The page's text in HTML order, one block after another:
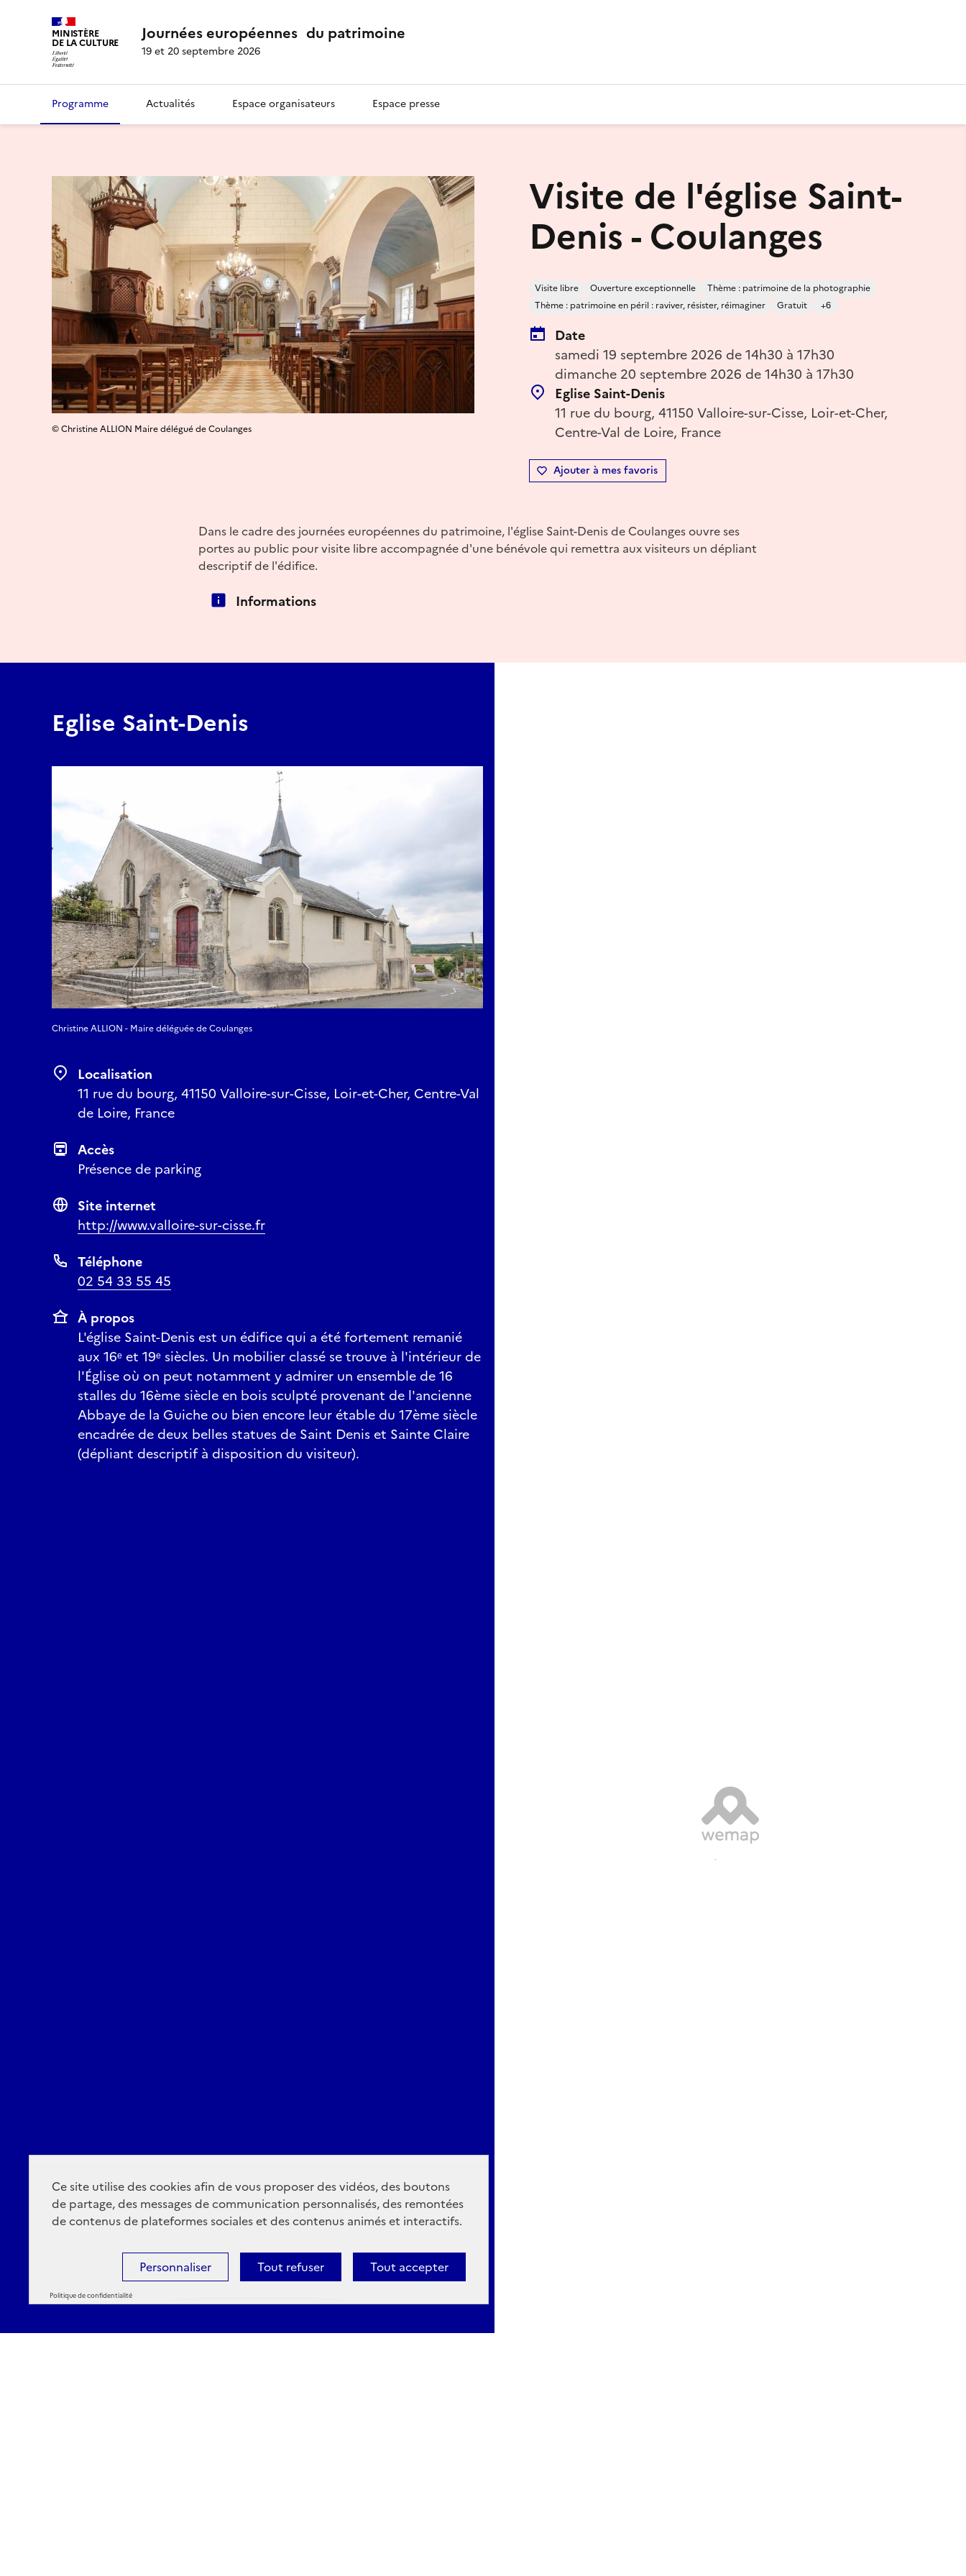
Ce site utilise des cookies afin de vous proposer des vidéos, des boutons
de partage, des messages de communication personnalisés, des remontées
de contenus de plateformes sociales et des contenus animés et interactifs.
Tout accepter
Tout refuser
Personnaliser
Politique de confidentialité
MINISTÈRE
DE LA CULTURE Journées européennes du patrimoine
19 et 20 septembre 2026
Programme Actualités Espace organisateurs Espace presse
Visite de l'église Saint-
Denis - Coulanges
Visite libre Ouverture exceptionnelle
Thème : patrimoine de la photographie
Thème : patrimoine en péril : raviver, résister, réimaginer
Gratuit +6
Date
samedi 19 septembre 2026 de 14h30 à 17h30
dimanche 20 septembre 2026 de 14h30 à 17h30
Eglise Saint-Denis
11 rue du bourg, 41150 Valloire-sur-Cisse, Loir-et-Cher,
Centre-Val de Loire, France
Ajouter à mes favoris
© Christine ALLION Maire délégué de Coulanges
Dans le cadre des journées européennes du patrimoine, l'église Saint-Denis de Coulanges ouvre ses
portes au public pour visite libre accompagnée d'une bénévole qui remettra aux visiteurs un dépliant
descriptif de l'édifice.
Informations
Eglise Saint-Denis
Christine ALLION - Maire déléguée de Coulanges
Localisation
11 rue du bourg, 41150 Valloire-sur-Cisse, Loir-et-Cher, Centre-Val
de Loire, France
Accès
Présence de parking
Site internet
http://www.valloire-sur-cisse.fr
Téléphone
02 54 33 55 45
À propos
L'église Saint-Denis est un édifice qui a été fortement remanié
aux 16ᵉ et 19ᵉ siècles. Un mobilier classé se trouve à l'intérieur de
l'Église où on peut notamment y admirer un ensemble de 16
stalles du 16ème siècle en bois sculpté provenant de l'ancienne
Abbaye de la Guiche ou bien encore leur étable du 17ème siècle
encadrée de deux belles statues de Saint Denis et Sainte Claire
(dépliant descriptif à disposition du visiteur).